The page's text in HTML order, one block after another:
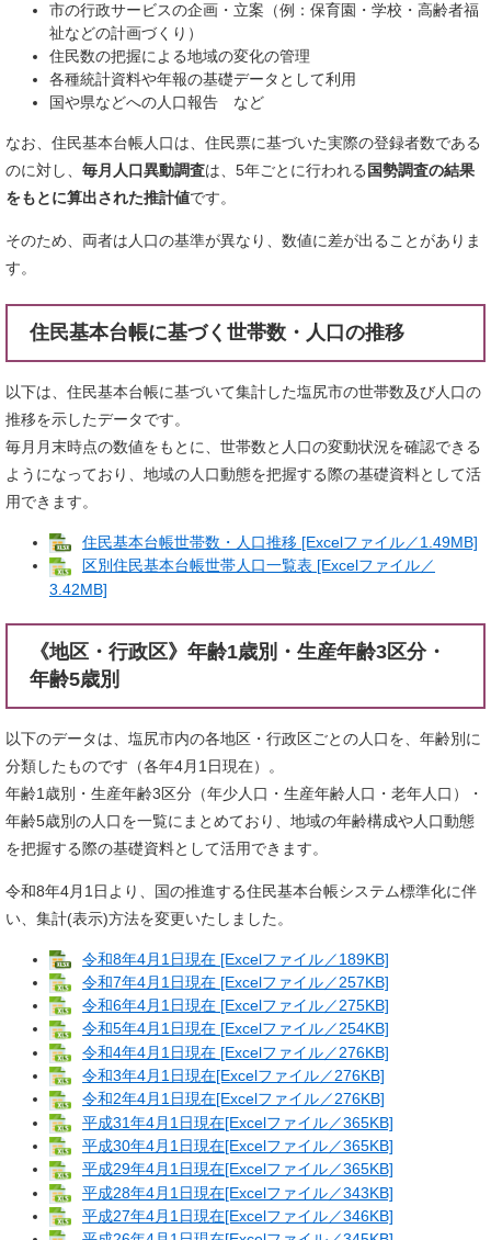
市の行政サービスの企画・立案（例：保育園・学校・高齢者福
祉などの計画づくり）
住民数の把握による地域の変化の管理
各種統計資料や年報の基礎データとして利用
国や県などへの人口報告 など
なお、住民基本台帳人口は、住民票に基づいた実際の登録者数である
のに対し、 毎月人口異動調査は、5年ごとに行われる 国勢調査の結果
をもとに算出された推計値です。
そのため、両者は人口の基準が異なり、数値に差が出ることがありま
す。
住民基本台帳に基づく世帯数・人口の推移
以下は、住民基本台帳に基づいて集計した塩尻市の世帯数及び人口の
推移を示したデータです。
毎月月末時点の数値をもとに、世帯数と人口の変動状況を確認できる
ようになっており、地域の人口動態を把握する際の基礎資料として活
用できます。
住民基本台帳世帯数・人口推移 [Excelファイル／1.49MB]
区別住民基本台帳世帯人口一覧表 [Excelファイル／
3.42MB]
《地区・行政区》年齢1歳別・生産年齢3区分・
年齢5歳別
以下のデータは、塩尻市内の各地区・行政区ごとの人口を、年齢別に
分類したものです（各年4月1日現在）。
年齢1歳別・生産年齢3区分（年少人口・生産年齢人口・老年人口）・
年齢5歳別の人口を一覧にまとめており、地域の年齢構成や人口動態
を把握する際の基礎資料として活用できます。
令和8年4月1日より、国の推進する住民基本台帳システム標準化に伴
い、集計(表示)方法を変更いたしました。
令和8年4月1日現在 [Excelファイル／189KB]
令和7年4月1日現在 [Excelファイル／257KB]
令和6年4月1日現在 [Excelファイル／275KB]
令和5年4月1日現在 [Excelファイル／254KB]
令和4年4月1日現在 [Excelファイル／276KB]
令和3年4月1日現在[Excelファイル／276KB]
令和2年4月1日現在[Excelファイル／276KB]
平成31年4月1日現在[Excelファイル／365KB]
平成30年4月1日現在[Excelファイル／365KB]
平成29年4月1日現在[Excelファイル／365KB]
平成28年4月1日現在[Excelファイル／343KB]
平成27年4月1日現在[Excelファイル／346KB]